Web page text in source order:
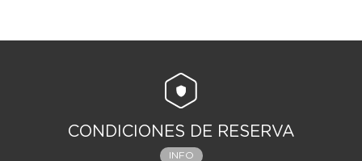
CONDICIONES DE RESERVA
INFO